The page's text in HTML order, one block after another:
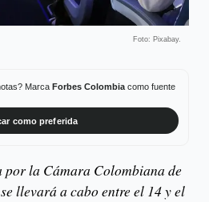
Foto: Pixabay.
Marca Forbes Colombiacomo fuente
como preferida
la Cámara Colombiana de
llevará a cabo entre el 14 y el